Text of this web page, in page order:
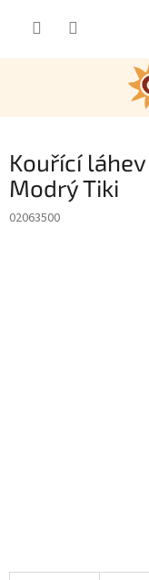
Kouřící
Modrý Tiki
02063500